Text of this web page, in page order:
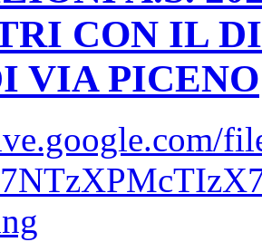
CON IL
VIA PICENO